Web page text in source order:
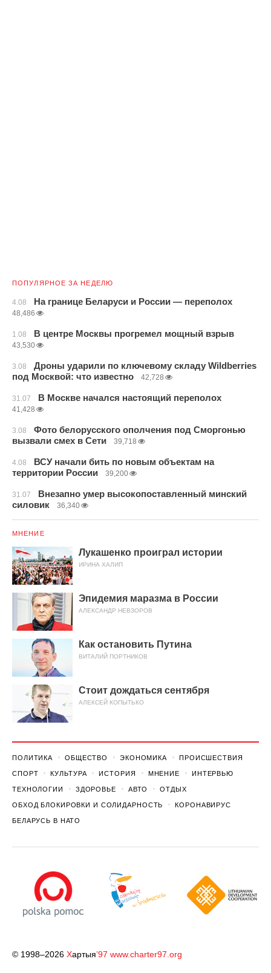
ПОПУЛЯРНОЕ ЗА НЕДЕЛЮ
4.08 На границе Беларуси и России — переполох
48,486
1.08 В центре Москвы прогремел мощный взрыв
43,530
3.08
Дроны ударили по ключевому складу Wildberries
под Москвой: что известно
42,728
31.07 В Москве начался настоящий переполох
41,428
3.08
Фото белорусского ополчения под Сморгонью
вызвали смех в Сети
39,718
4.08
ВСУ начали бить по новым объектам на
территории России
39,200
31.07
Внезапно умер высокопоставленный минский
силовик
36,340
МНЕНИЕ
Лукашенко проиграл истории
ИРИНА ХАЛИП
Эпидемия маразма в России
АЛЕКСАНДР НЕВЗОРОВ
Как остановить Путина
ВИТАЛИЙ ПОРТНИКОВ
Стоит дождаться сентября
АЛЕКСЕЙ КОПЫТЬКО
ПОЛИТИКА ОБЩЕСТВО ЭКОНОМИКА ПРОИСШЕСТВИЯ
СПОРТ КУЛЬТУРА ИСТОРИЯ МНЕНИЕ ИНТЕРВЬЮ
ТЕХНОЛОГИИ ЗДОРОВЬЕ АВТО ОТДЫХ
ОБХОД БЛОКИРОВКИ И СОЛИДАРНОСТЬ КОРОНАВИРУС
БЕЛАРУСЬ В НАТО
© 1998–2026 Хартыя’97 www.charter97.org